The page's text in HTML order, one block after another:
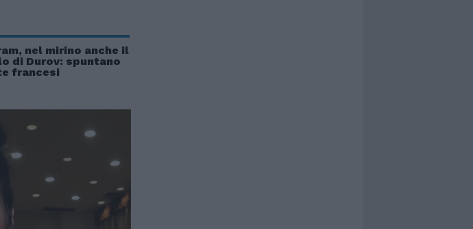
nel mirino anche il
di Durov: spuntano
francesi